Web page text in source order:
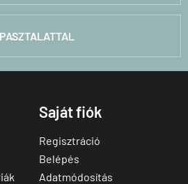
Saját fiók
Regisztráció
Belépés
Adatmódosítás